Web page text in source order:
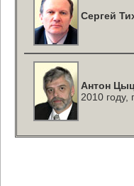
Сергей
Антон
2010